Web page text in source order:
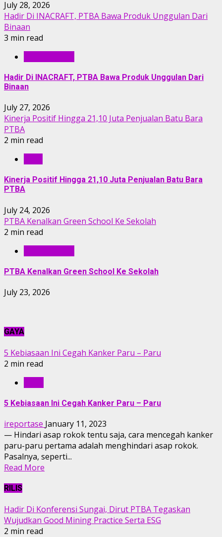
July 28, 2026
Hadir Di INACRAFT, PTBA Bawa Produk Unggulan Dari
Binaan
3 min read
Hadir Di INACRAFT, PTBA Bawa Produk Unggulan Dari
Binaan
July 27, 2026
Kinerja Positif Hingga 21,10 Juta Penjualan Batu Bara
PTBA
2 min read
Kinerja Positif Hingga 21,10 Juta Penjualan Batu Bara
PTBA
July 24, 2026
PTBA Kenalkan Green School Ke Sekolah
2 min read
PTBA Kenalkan Green School Ke Sekolah
July 23, 2026
GAYA
5 Kebiasaan Ini Cegah Kanker Paru – Paru
2 min read
5 Kebiasaan Ini Cegah Kanker Paru – Paru
ireportase January 11, 2023
— Hindari asap rokok tentu saja, cara mencegah kanker
paru-paru pertama adalah menghindari asap rokok.
Pasalnya, seperti...
Read More
RILIS
Hadir Di Konferensi Sungai, Dirut PTBA Tegaskan
Wujudkan Good Mining Practice Serta ESG
2 min read